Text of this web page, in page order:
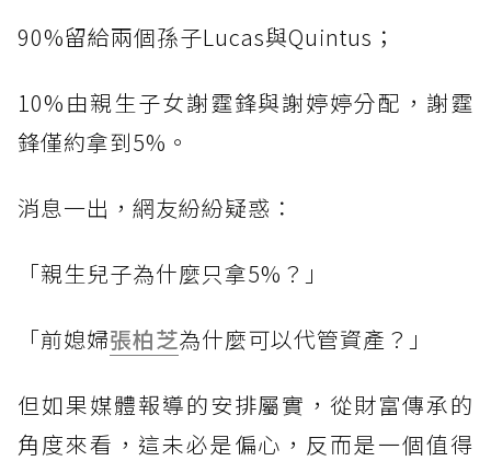
90%留給兩個孫子Lucas與Quintus；
10%由親生子女謝霆鋒與謝婷婷分配，謝霆
鋒僅約拿到5%。
消息一出，網友紛紛疑惑：
「親生兒子為什麼只拿5%？」
「前媳婦張柏芝為什麼可以代管資產？」
但如果媒體報導的安排屬實，從財富傳承的
角度來看，這未必是偏心，反而是一個值得